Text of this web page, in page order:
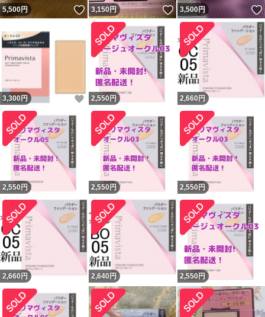
5,500円 いいね！
3,150円 いいね！
3,500円
3,300円 いいね！
2,550円 2,660 円
2,550円 2,550円 2,550円
2,660 円 2,640 円 2,550円